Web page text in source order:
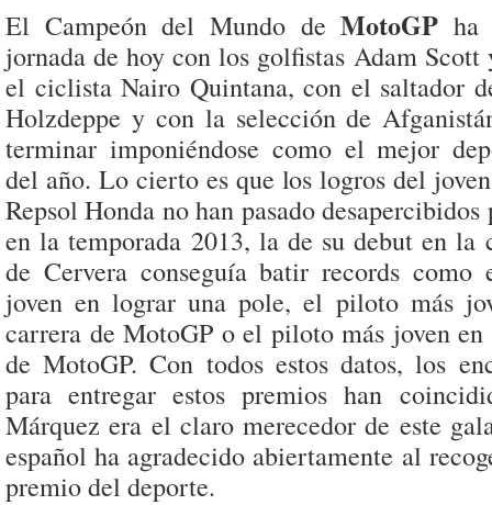
El Campeón del Mundo deMotoGP ha
jornada de hoy con los golfistas Adam Scott
el ciclista Nairo Quintana, con el saltador
Holzdeppe y con la selección de
terminar imponiéndose como el mejor
del año. Lo cierto es que los logros del
Repsol Honda no han pasado desapercibidos
en la temporada 2013, la de su debut en la
de Cervera conseguía batir records
joven en lograr una pole, el piloto más
carrera de MotoGP o el piloto más joven
de MotoGP. Con todos estos datos, los
para entregar estos premios han
Márquez era el claro merecedor de este
español ha agradecido abiertamente al
premio del deporte.